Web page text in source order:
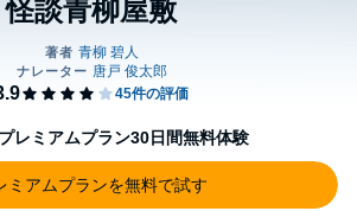
怪談青柳屋敷
レミアムプラン30日間無料体験
ミアムプランを無料で試す